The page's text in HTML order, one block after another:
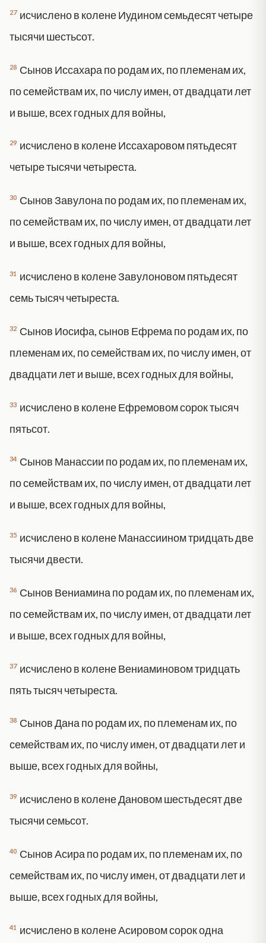
27 исчислено в колене Иудином семьдесят четыре
тысячи шестьсот.
28 Сынов Иссахара по родам их, по племенам их,
по семействам их, по числу имен, от двадцати лет
и выше, всех годных для войны,
29 исчислено в колене Иссахаровом пятьдесят
четыре тысячи четыреста.
30 Сынов Завулона по родам их, по племенам их,
по семействам их, по числу имен, от двадцати лет
и выше, всех годных для войны,
31 исчислено в колене Завулоновом пятьдесят
семь тысяч четыреста.
32 Сынов Иосифа, сынов Ефрема по родам их, по
племенам их, по семействам их, по числу имен, от
двадцати лет и выше, всех годных для войны,
33 исчислено в колене Ефремовом сорок тысяч
пятьсот.
34 Сынов Манассии по родам их, по племенам их,
по семействам их, по числу имен, от двадцати лет
и выше, всех годных для войны,
35 исчислено в колене Манассиином тридцать две
тысячи двести.
36 Сынов Вениамина по родам их, по племенам их,
по семействам их, по числу имен, от двадцати лет
и выше, всех годных для войны,
37 исчислено в колене Вениаминовом тридцать
пять тысяч четыреста.
38 Сынов Дана по родам их, по племенам их, по
семействам их, по числу имен, от двадцати лет и
выше, всех годных для войны,
39 исчислено в колене Дановом шестьдесят две
тысячи семьсот.
40 Сынов Асира по родам их, по племенам их, по
семействам их, по числу имен, от двадцати лет и
выше, всех годных для войны,
41 исчислено в колене Асировом сорок одна